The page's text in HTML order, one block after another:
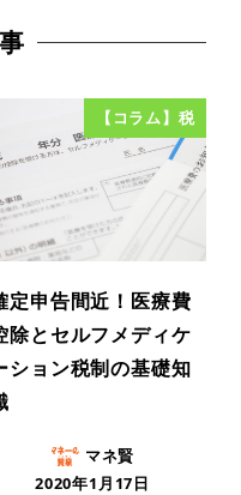
【コラム】税
定申告間近！医療費
除とセルフメディケ
ション税制の基礎知
マネ賢
2020年1月17日